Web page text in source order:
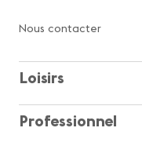
Nous contacter
Loisirs
Professionnel